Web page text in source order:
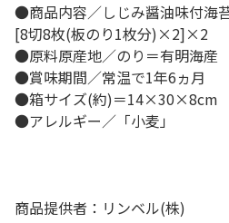
●商品内容／しじみ醤油味付海
[8切8枚(板のり1枚分)×2]×2
●原料原産地／のり＝有明海産
●賞味期間／常温で1年6ヵ月
●箱サイズ(約)＝14×30×8cm
●アレルギー／「小麦」
商品提供者：リンベル(株)